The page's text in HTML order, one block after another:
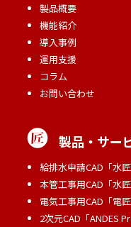
製品概要
機能紹介
導入事例
運用支援
コラム
お問い合わせ
製品・サー
給排水申請CAD「水匠
本管工事用CAD「水匠
電気工事用CAD「電匠
2次元CAD「ANDES